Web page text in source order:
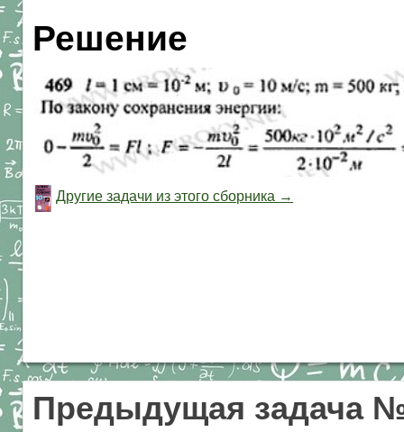
Решение
Другие задачи из этого сборника →
Предыдущая задача